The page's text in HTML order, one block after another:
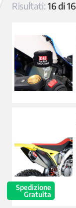
Risultati:16 di 16
Spedizione
Gratuita